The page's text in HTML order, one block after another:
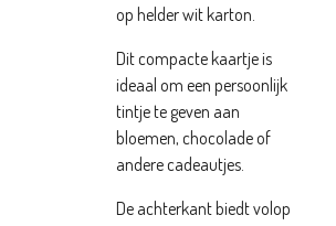
op helder wit karton.
Dit compacte kaartje is
ideaal om een persoonlijk
tintje te geven aan
bloemen, chocolade of
andere cadeautjes.
De achterkant biedt volop